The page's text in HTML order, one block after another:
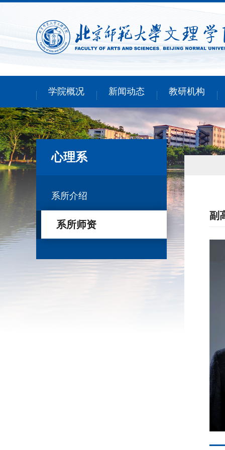
学院概况 新闻动态 教研机构
心理系
系所介绍
系所师资
副